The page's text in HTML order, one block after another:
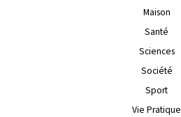
Maison
Santé
Sciences
Société
Sport
Vie Pratique